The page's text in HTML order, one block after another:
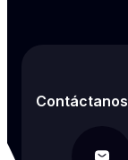
Contáctanos